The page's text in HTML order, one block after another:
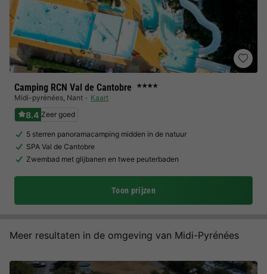
Camping RCN Val de Cantobre ★★★★
Midi-pyrénées, Nant Kaart
8.4 Zeer goed
5 sterren panoramacamping midden in de natuur
SPA Val de Cantobre
Zwembad met glijbanen en twee peuterbaden
Toon prijzen
Meer resultaten in de omgeving van Midi-Pyrénées